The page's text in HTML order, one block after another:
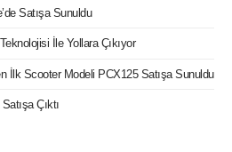
Satışa Sunuldu
İle Yollara Çıkıyor
İlk Scooter Modeli PCX125 Satışa Sunuldu
Çıktı